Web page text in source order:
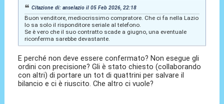
Citazione di: anselazio il 05 Feb 2026, 22:18
Buon venditore, mediocrissimo compratore. Che ci fa nella Lazio
lo sa solo il risponditore seriale al telefono.
Se è vero che il suo contratto scade a giugno, una eventuale
riconferma sarebbe devastante.
E perché non deve essere confermato? Non esegue gli
ordini con precisione? Gli è stato chiesto (collaborando
con altri) di portare un tot di quattrini per salvare il
bilancio e ci è riuscito. Che altro ci vuole?